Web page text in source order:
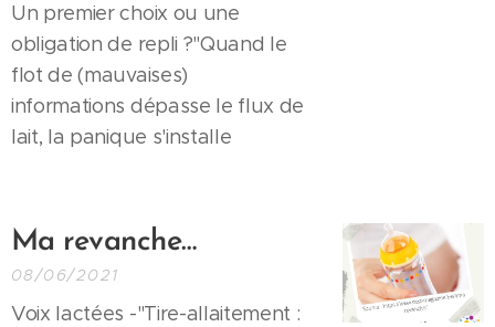
Un premier choix ou une
obligation de repli ?"Quand le
flot de (mauvaises)
informations dépasse le flux de
lait, la panique s'installe
Ma revanche…
08/06/2021
Voix lactées -"Tire-allaitement :